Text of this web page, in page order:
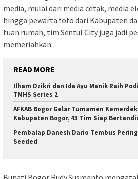
media, mulai dari media cetak, media
hingga pewarta foto dari Kabupaten
tuan rumah, tim Sentul City juga jadi
memeriahkan.
READ MORE
Ilham Dzikri dan Ida Ayu Manik Raih
TMHS Series 2
AFKAB Bogor Gelar Turnamen
Kabupaten Bogor, 43 Tim Siap
Pembalap Danesh Dario Tembus
Seeded
Bupati Bogor Rudy Susmanto